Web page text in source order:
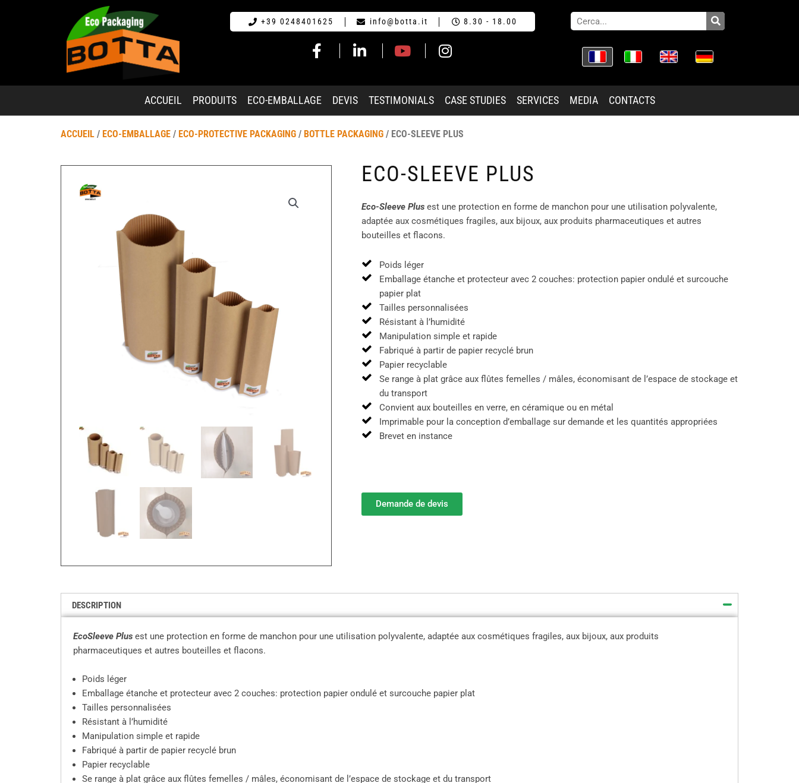
+39 0248401625 info@botta.it 8.30 - 18.00
ACCUEIL PRODUITS ECO-EMBALLAGE DEVIS TESTIMONIALS CASE STUDIES SERVICES MEDIA CONTACTS
ACCUEIL / ECO-EMBALLAGE / ECO-PROTECTIVE PACKAGING / BOTTLE PACKAGING / ECO-SLEEVE PLUS
ECO-SLEEVE PLUS
Eco-Sleeve Plus est une protection en forme de manchon pour une utilisation polyvalente,
adaptée aux cosmétiques fragiles, aux bijoux, aux produits pharmaceutiques et autres
bouteilles et flacons.
Poids léger
Emballage étanche et protecteur avec 2 couches: protection papier ondulé et surcouche
papier plat
Tailles personnalisées
Résistant à l’humidité
Manipulation simple et rapide
Fabriqué à partir de papier recyclé brun
Papier recyclable
Se range à plat grâce aux flûtes femelles / mâles, économisant de l’espace de stockage et
du transport
Convient aux bouteilles en verre, en céramique ou en métal
Imprimable pour la conception d’emballage sur demande et les quantités appropriées
Brevet en instance
Demande de devis
DESCRIPTION
EcoSleeve Plus est une protection en forme de manchon pour une utilisation polyvalente, adaptée aux cosmétiques fragiles, aux bijoux, aux produits
pharmaceutiques et autres bouteilles et flacons.
Poids léger
Emballage étanche et protecteur avec 2 couches: protection papier ondulé et surcouche papier plat
Tailles personnalisées
Résistant à l’humidité
Manipulation simple et rapide
Fabriqué à partir de papier recyclé brun
Papier recyclable
Se range à plat grâce aux flûtes femelles / mâles, économisant de l’espace de stockage et du transport